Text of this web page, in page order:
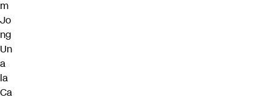
m
Jo
ng
Un
a
la
Ca